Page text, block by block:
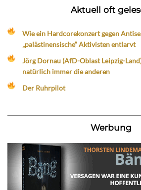
Aktuell oft
Wie ein Hardcorekonzert gegen
„palästinensische“ Aktivisten entlarvt
Jörg Dornau (AfD-Oblast Leipzig-
natürlich immer die anderen
Der Ruhrpilot
Werbung